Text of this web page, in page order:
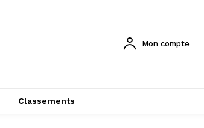
Mon compte
Classements